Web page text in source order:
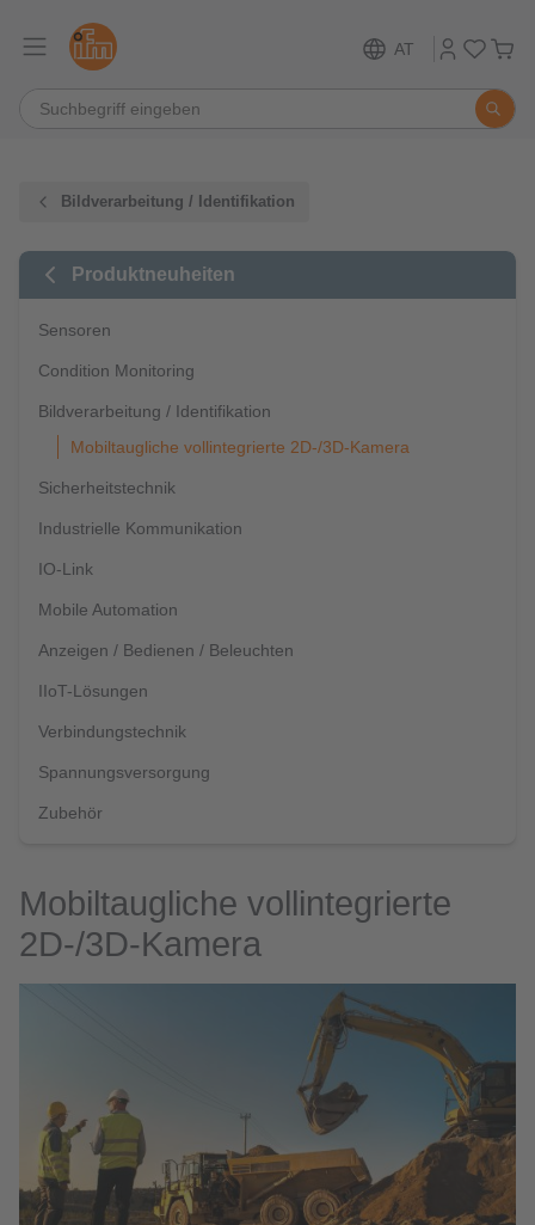
AT
Bildverarbeitung / Identifikation
Produktneuheiten
Sensoren
Condition Monitoring
Bildverarbeitung / Identifikation
Mobiltaugliche vollintegrierte 2D-/3D-Kamera
Sicherheitstechnik
Industrielle Kommunikation
IO-Link
Mobile Automation
Anzeigen / Bedienen / Beleuchten
IIoT-Lösungen
Verbindungstechnik
Spannungsversorgung
Zubehör
Mobiltaugliche vollintegrierte
2D-/3D-Kamera